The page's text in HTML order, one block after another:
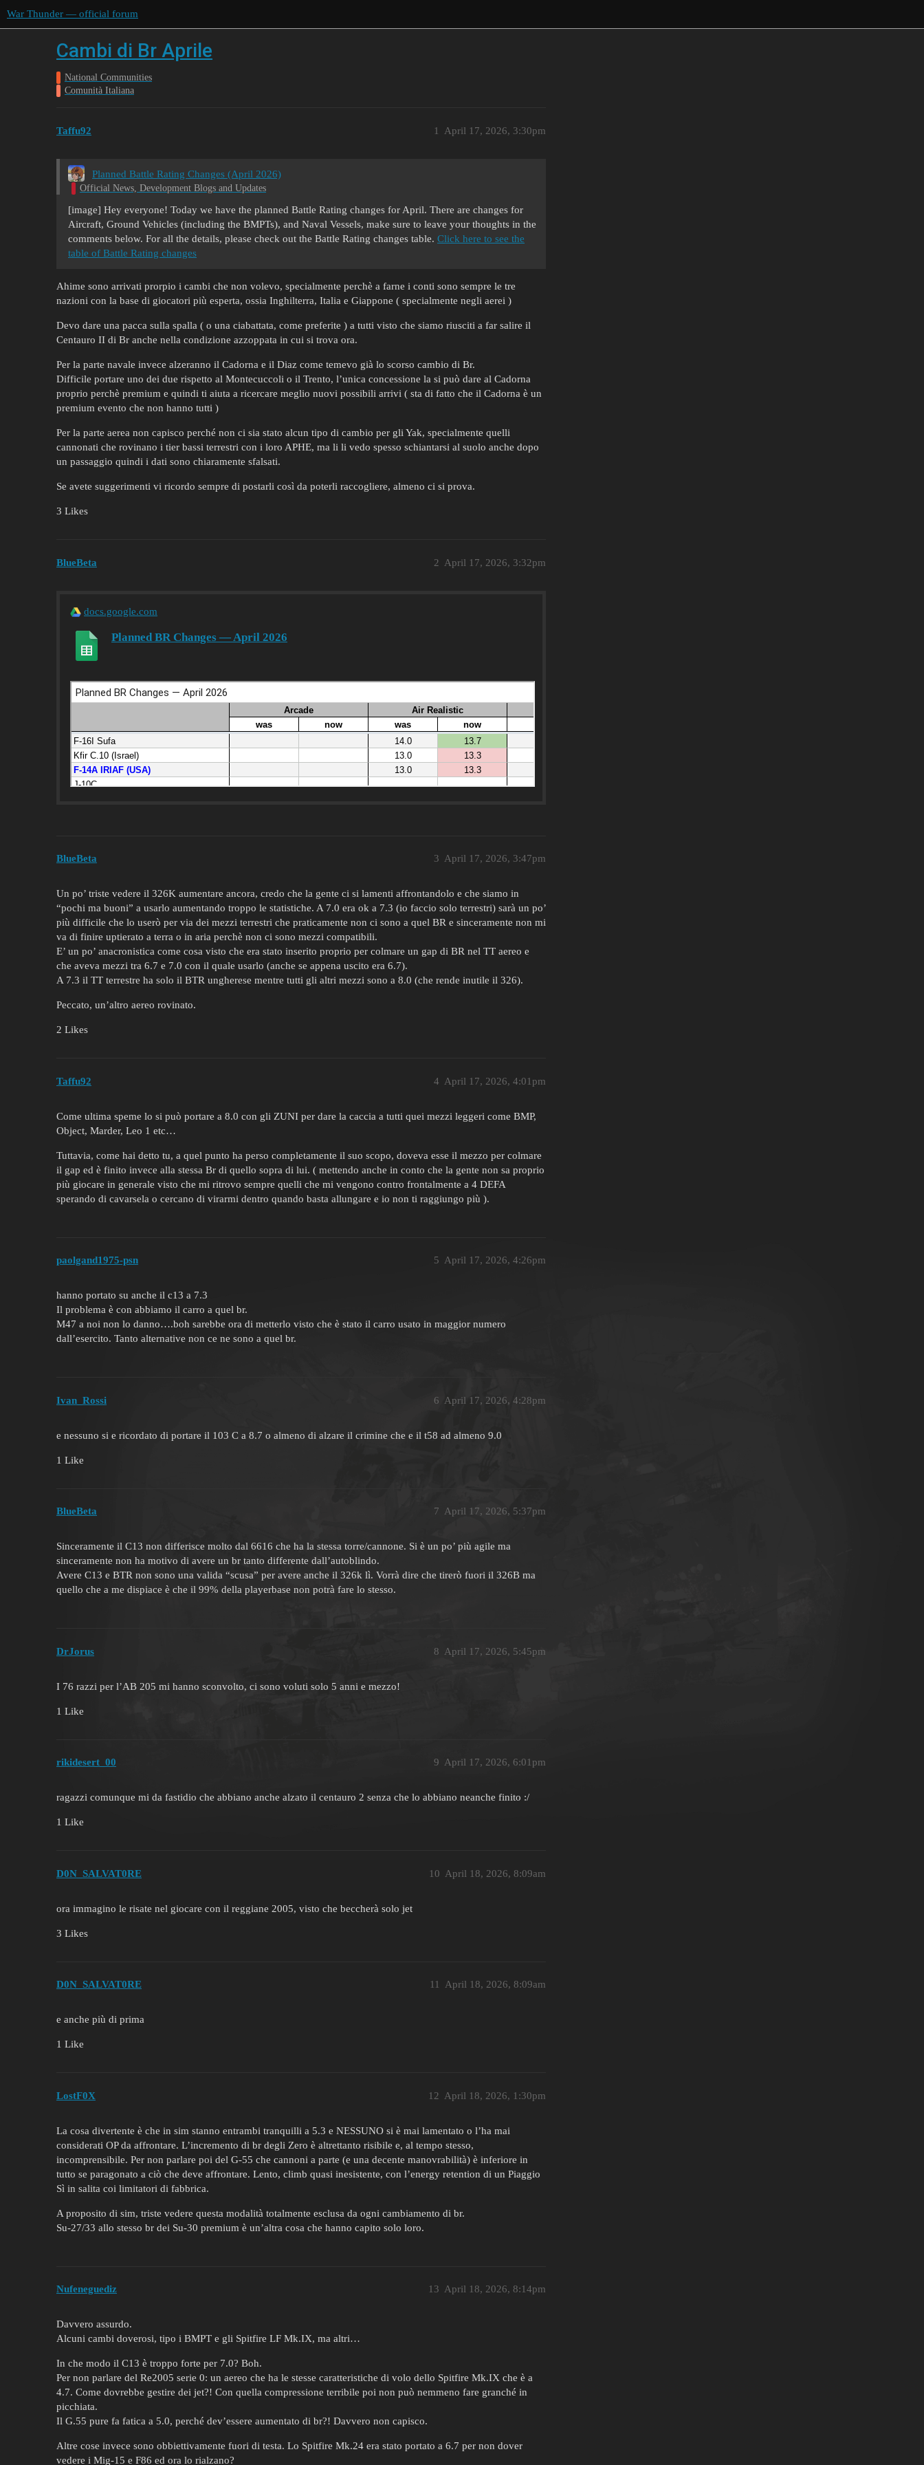
War Thunder — official forum
Cambi di Br Aprile
National Communities
Comunità Italiana
Taffu92 April 17, 2026, 3:30pm
1
Planned Battle Rating Changes (April 2026)
Official News, Development Blogs and Updates
[image] Hey everyone! Today we have the planned Battle Rating changes for April. There are changes for
Aircraft, Ground Vehicles (including the BMPTs), and Naval Vessels, make sure to leave your thoughts in the
comments below. For all the details, please check out the Battle Rating changes table. Click here to see the
table of Battle Rating changes
Ahime sono arrivati prorpio i cambi che non volevo, specialmente perchè a farne i conti sono sempre le tre
nazioni con la base di giocatori più esperta, ossia Inghilterra, Italia e Giappone ( specialmente negli aerei )
Devo dare una pacca sulla spalla ( o una ciabattata, come preferite ) a tutti visto che siamo riusciti a far salire il
Centauro II di Br anche nella condizione azzoppata in cui si trova ora.
Per la parte navale invece alzeranno il Cadorna e il Diaz come temevo già lo scorso cambio di Br.
Difficile portare uno dei due rispetto al Montecuccoli o il Trento, l’unica concessione la si può dare al Cadorna
proprio perchè premium e quindi ti aiuta a ricercare meglio nuovi possibili arrivi ( sta di fatto che il Cadorna è un
premium evento che non hanno tutti )
Per la parte aerea non capisco perché non ci sia stato alcun tipo di cambio per gli Yak, specialmente quelli
cannonati che rovinano i tier bassi terrestri con i loro APHE, ma li li vedo spesso schiantarsi al suolo anche dopo
un passaggio quindi i dati sono chiaramente sfalsati.
Se avete suggerimenti vi ricordo sempre di postarli così da poterli raccogliere, almeno ci si prova.
3 Likes
BlueBeta April 17, 2026, 3:32pm
2
docs.google.com
Planned BR Changes — April 2026
BlueBeta April 17, 2026, 3:47pm
3
Un po’ triste vedere il 326K aumentare ancora, credo che la gente ci si lamenti affrontandolo e che siamo in
“pochi ma buoni” a usarlo aumentando troppo le statistiche. A 7.0 era ok a 7.3 (io faccio solo terrestri) sarà un po’
più difficile che lo userò per via dei mezzi terrestri che praticamente non ci sono a quel BR e sinceramente non mi
va di finire uptierato a terra o in aria perchè non ci sono mezzi compatibili.
E’ un po’ anacronistica come cosa visto che era stato inserito proprio per colmare un gap di BR nel TT aereo e
che aveva mezzi tra 6.7 e 7.0 con il quale usarlo (anche se appena uscito era 6.7).
A 7.3 il TT terrestre ha solo il BTR ungherese mentre tutti gli altri mezzi sono a 8.0 (che rende inutile il 326).
Peccato, un’altro aereo rovinato.
2 Likes
Taffu92 April 17, 2026, 4:01pm
4
Come ultima speme lo si può portare a 8.0 con gli ZUNI per dare la caccia a tutti quei mezzi leggeri come BMP,
Object, Marder, Leo 1 etc…
Tuttavia, come hai detto tu, a quel punto ha perso completamente il suo scopo, doveva esse il mezzo per colmare
il gap ed è finito invece alla stessa Br di quello sopra di lui. ( mettendo anche in conto che la gente non sa proprio
più giocare in generale visto che mi ritrovo sempre quelli che mi vengono contro frontalmente a 4 DEFA
sperando di cavarsela o cercano di virarmi dentro quando basta allungare e io non ti raggiungo più ).
paolgand1975-psn April 17, 2026, 4:26pm
5
hanno portato su anche il c13 a 7.3
Il problema è con abbiamo il carro a quel br.
M47 a noi non lo danno….boh sarebbe ora di metterlo visto che è stato il carro usato in maggior numero
dall’esercito. Tanto alternative non ce ne sono a quel br.
Ivan_Rossi April 17, 2026, 4:28pm
6
e nessuno si e ricordato di portare il 103 C a 8.7 o almeno di alzare il crimine che e il t58 ad almeno 9.0
1 Like
BlueBeta April 17, 2026, 5:37pm
7
Sinceramente il C13 non differisce molto dal 6616 che ha la stessa torre/cannone. Si è un po’ più agile ma
sinceramente non ha motivo di avere un br tanto differente dall’autoblindo.
Avere C13 e BTR non sono una valida “scusa” per avere anche il 326k lì. Vorrà dire che tirerò fuori il 326B ma
quello che a me dispiace è che il 99% della playerbase non potrà fare lo stesso.
DrJorus April 17, 2026, 5:45pm
8
I 76 razzi per l’AB 205 mi hanno sconvolto, ci sono voluti solo 5 anni e mezzo!
1 Like
rikidesert_00 April 17, 2026, 6:01pm
9
ragazzi comunque mi da fastidio che abbiano anche alzato il centauro 2 senza che lo abbiano neanche finito :/
1 Like
D0N_SALVAT0RE April 18, 2026, 8:09am
10
ora immagino le risate nel giocare con il reggiane 2005, visto che beccherà solo jet
3 Likes
D0N_SALVAT0RE April 18, 2026, 8:09am
11
e anche più di prima
1 Like
LostF0X April 18, 2026, 1:30pm
12
La cosa divertente è che in sim stanno entrambi tranquilli a 5.3 e NESSUNO si è mai lamentato o l’ha mai
considerati OP da affrontare. L’incremento di br degli Zero è altrettanto risibile e, al tempo stesso,
incomprensibile. Per non parlare poi del G-55 che cannoni a parte (e una decente manovrabilità) è inferiore in
tutto se paragonato a ciò che deve affrontare. Lento, climb quasi inesistente, con l’energy retention di un Piaggio
Sì in salita coi limitatori di fabbrica.
A proposito di sim, triste vedere questa modalità totalmente esclusa da ogni cambiamento di br.
Su-27/33 allo stesso br dei Su-30 premium è un’altra cosa che hanno capito solo loro.
Nufeneguediz April 18, 2026, 8:14pm
13
Davvero assurdo.
Alcuni cambi doverosi, tipo i BMPT e gli Spitfire LF Mk.IX, ma altri…
In che modo il C13 è troppo forte per 7.0? Boh.
Per non parlare del Re2005 serie 0: un aereo che ha le stesse caratteristiche di volo dello Spitfire Mk.IX che è a
4.7. Come dovrebbe gestire dei jet?! Con quella compressione terribile poi non può nemmeno fare granché in
picchiata.
Il G.55 pure fa fatica a 5.0, perché dev’essere aumentato di br?! Davvero non capisco.
Altre cose invece sono obbiettivamente fuori di testa. Lo Spitfire Mk.24 era stato portato a 6.7 per non dover
vedere i Mig-15 e F86 ed ora lo rialzano?